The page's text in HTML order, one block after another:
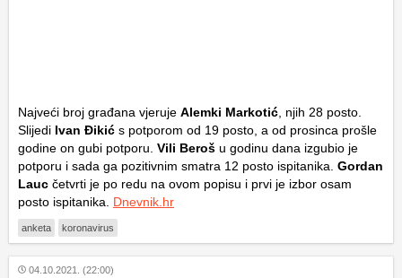
Najveći broj građana vjeruje Alemki Markotić , njih 28 posto.
Slijedi Ivan Đikić s potporom od 19 posto, a od prosinca prošle
godine on gubi potporu. Vili Beroš u godinu dana izgubio je
potporu i sada ga pozitivnim smatra 12 posto ispitanika. Gordan
Lauc četvrti je po redu na ovom popisu i prvi je izbor osam
posto ispitanika. Dnevnik.hr
anketa koronavirus
04.10.2021. (22:00)